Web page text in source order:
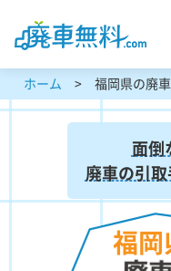
ホーム 福岡県の廃
福岡
面倒
廃車の引